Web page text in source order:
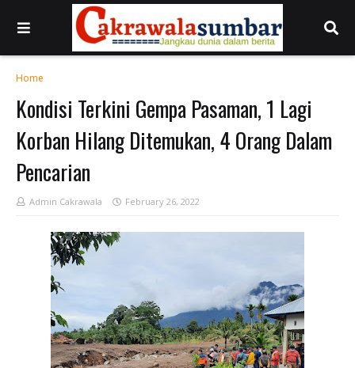
Home
Kondisi Terkini Gempa Pasaman, 1 Lagi
Korban Hilang Ditemukan, 4 Orang Dalam
Pencarian
Admin Cakrawala February 26, 2022